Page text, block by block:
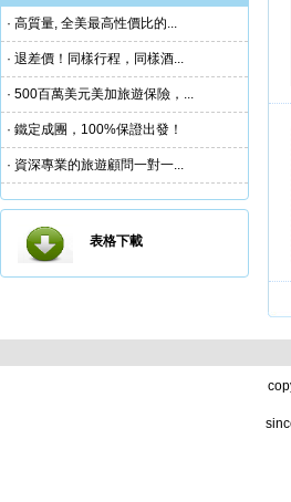
· 高質量, 全美最高性價比的...
· 退差價！同樣行程，同樣酒...
· 500百萬美元美加旅遊保險，...
· 鐵定成團，100%保證出發！
· 資深專業的旅遊顧問一對一...
表格下載